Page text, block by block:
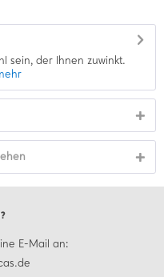
sein, der Ihnen zuwinkt.
E-Mail an: